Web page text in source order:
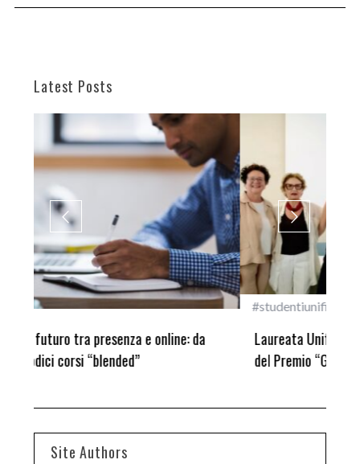
Latest Posts
#studentiunifi
Laureata Unifi premiata nella settima edizione
del Premio “Giancarlo Guasti”
Site Authors